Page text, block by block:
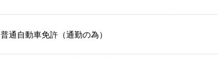
普通自動車免許（通勤の為）